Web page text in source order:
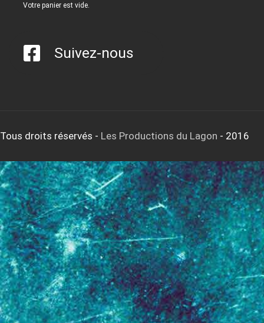
Votre panier est vide.
Suivez-nous
Tous droits réservés - Les Productions du Lagon - 2016